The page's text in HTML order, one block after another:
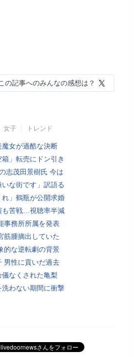
の記事へのみんなの感想は？
女子 トレンド
魔女が過酷な決断
箱」転売にドン引き
志茂田景樹氏 今は
な街です」訳語る
れ」鶴瓶が公開求婚
も苦戦…視聴率半減
事務所所属を発表
筋腫摘出していた
的な逆転劇の背景
男性に貢いだ過去
なくされた亀梨
洗わない期間に衝撃